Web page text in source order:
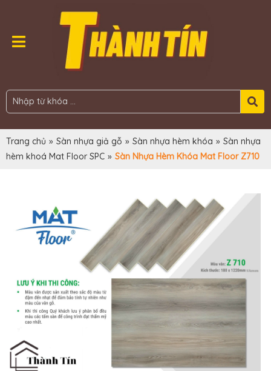
Trang chủ » Sàn nhựa giả gỗ » Sàn nhựa hèm khóa » Sàn nhựa
hèm khoá Mat Floor SPC » Sàn Nhựa Hèm Khóa Mat Floor Z710